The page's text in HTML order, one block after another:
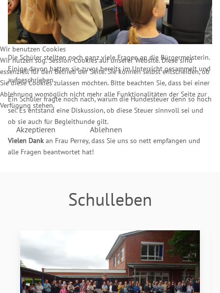
Die Schüler stellten noch ganz viele Fragen an die Bürgermeisterin.
Einige davon hatten sie zuvor bereits im Unterricht gesammelt und
aufgeschrieben.
Ein Schüler fragte noch nach, warum die Hundesteuer denn so hoch
sei. Es entstand eine Diskussion, ob diese Steuer sinnvoll sei und
ob sie auch für Begleithunde gilt.
Vielen Dankan Frau Perrey, dass Sie uns so nett empfangen und
alle Fragen beantwortet hat!
Schulleben
Wir benutzen Cookies
Wir nutzen sog. Session-Cookies auf unserer Website. Diese sind
essenziell für den Betrieb der Seite. Sie können selbst entscheiden, ob
Sie diese Cookies zulassen möchten. Bitte beachten Sie, dass bei einer
Ablehnung womöglich nicht mehr alle Funktionalitäten der Seite zur
Verfügung stehen.
Akzeptieren Ablehnen